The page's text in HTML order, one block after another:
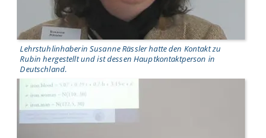
Lehrstuhlinhaberin Susanne Rässler hatte den Kontakt zu
Rubin hergestellt und ist dessen Hauptkontaktperson in
Deutschland.